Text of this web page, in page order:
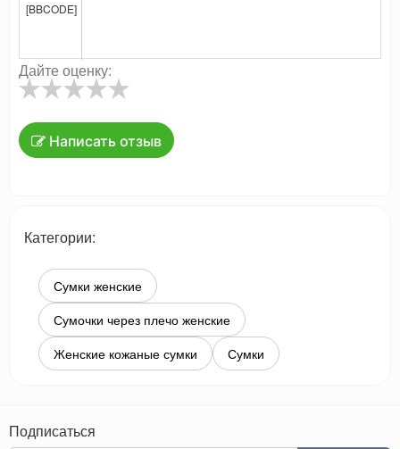
[BBCODE]
Дайте оценку:
Написать отзыв
Категории:
Сумки женские
Сумочки через плечо женские
Женские кожаные сумки
Сумки
Подписаться